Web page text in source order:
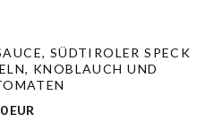
SÜDTIROLER SPECK
KNOBLAUCH UND
EUR